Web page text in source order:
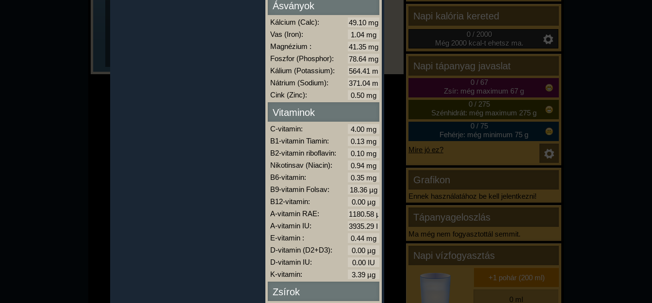
Napi kalória kereted
0 / 2000
Még 2000 kcal-t ehetsz ma.
Napi tápanyag javaslat
0/ 67
Zsír: még maximum 67 g
0/ 275
Szénhidrát: még maximum 275 g
0/ 75
Fehérje: még minimum 75 g
Mire jó ez?
Grafikon
Ennek használatához be kell jelentkezni!
Tápanyageloszlás
Ma még nem fogyasztottál semmit.
Napi vízfogyasztás
Ásványok
Kálcium (Calc):
Vas (Iron):
Magnézium :
Foszfor (Phosphor):
Kálium (Potassium):
Nátrium (Sodium):
Cink (Zinc):
Vitaminok
C-vitamin:
B1-vitamin Tiamin:
B2-vitamin riboflavin:
Nikotinsav (Niacin):
B6-vitamin:
B9-vitamin Folsav:
B12-vitamin:
A-vitamin RAE:
A-vitamin IU:
E-vitamin :
D-vitamin (D2+D3):
D-vitamin IU:
K-vitamin:
Zsírok